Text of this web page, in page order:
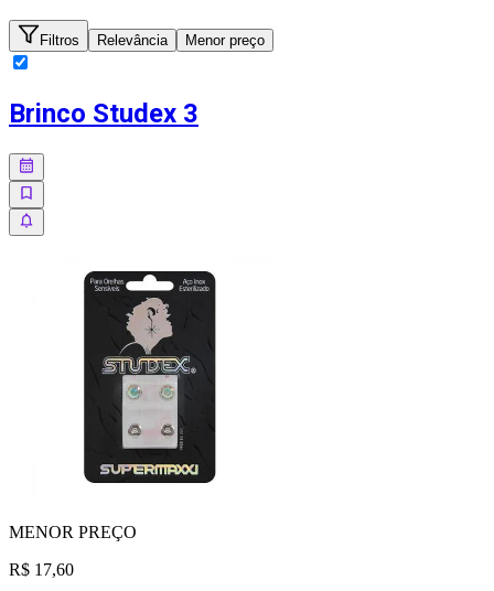
Filtros Relevância Menor preço
Brinco Studex 3
MENOR PREÇO
R$ 17,60